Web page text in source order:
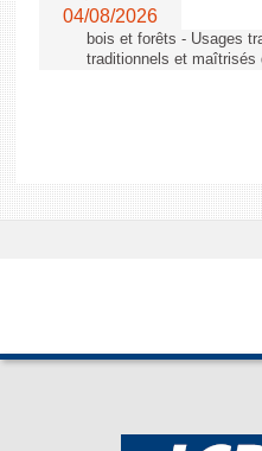
04/08/2026
bois et forêts - Usages
traditionnels et maîtrisés